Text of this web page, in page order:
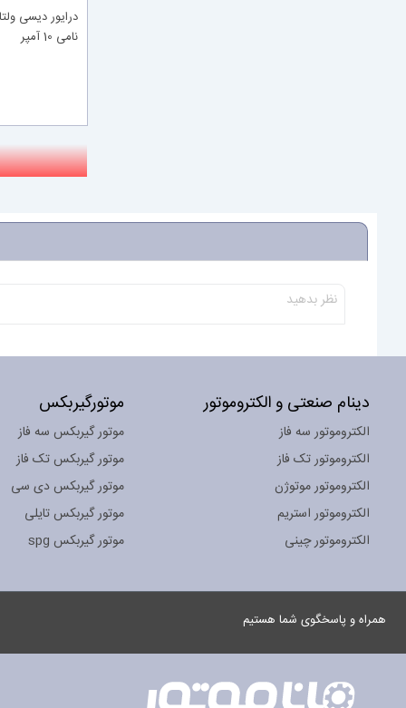
نامی 10 آمپر
دینام صنعتی و الکتروموتور
الکتروموتور سه فاز
الکتروموتور تک فاز
الکتروموتور موتوژن
الکتروموتور استریم
الکتروموتور چینی
موتورگیربکس
موتور گیربکس سه فاز
موتور گیربکس تک فاز
موتور گیربکس دی سی
موتور گیربکس تایلی
موتور گیربکس spg
همراه و پاسخگوی شما هستیم